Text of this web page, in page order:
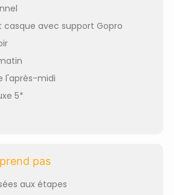
avec support Gopro
l'après-midi
5*
pas
aux étapes